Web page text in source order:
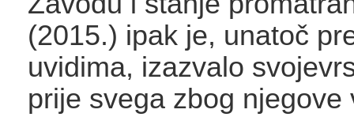
(2015.) ipak je, unatoč
uvidima, izazvalo
prije svega zbog njegove